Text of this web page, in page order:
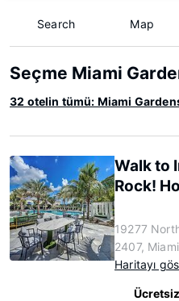
Search Map
Seçme Miami
32 otelin tümü: Miami
Walk to
Rock!
19277
2407,
Haritayı